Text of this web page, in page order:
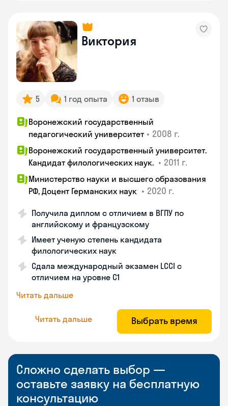
Виктория
5 1 год опыта 1 отзыв
Воронежский государственный
педагогический университет • 2008 г.
Воронежский государственный университет.
Кандидат филологических наук. • 2011 г.
Министерство науки и высшего образования
РФ, Доцент Германских наук • 2020 г.
Получила диплом с отличием в ВГПУ по
английскому и французскому
Имеет ученую степень кандидата
филологических наук
Сдала международный экзамен LCCI с
отличием на уровне C1
Читать дальше
Читать дальше Выбрать время
Сложно сделать выбор —
оставьте заявку на бесплатную
консультацию